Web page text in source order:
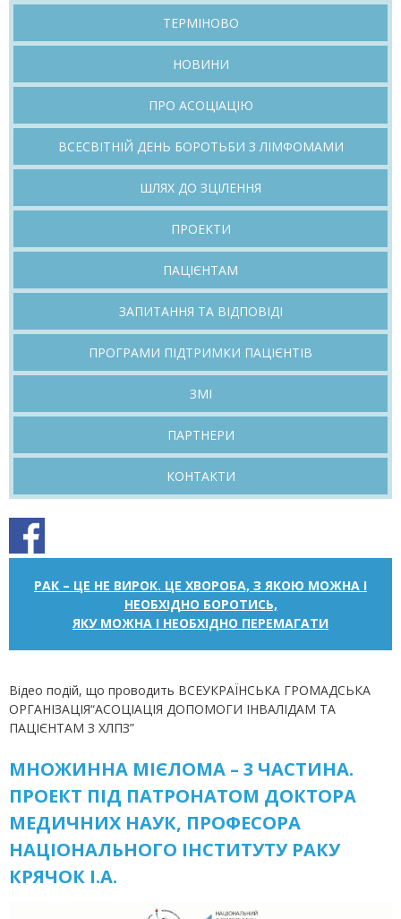
Перейти
вмісту
ТЕРМІНОВО
НОВИНИ
ПРО АСОЦІАЦІЮ
ВСЕСВІТНІЙ ДЕНЬ БОРОТЬБИ З ЛІМФОМАМИ
ШЛЯХ ДО ЗЦІЛЕННЯ
ПРОЕКТИ
ПАЦІЄНТАМ
ЗАПИТАННЯ ТА ВІДПОВІДІ
ПРОГРАМИ ПІДТРИМКИ ПАЦІЄНТІВ
ЗМІ
ПАРТНЕРИ
КОНТАКТИ
РАК – ЦЕ НЕ ВИРОК. ЦЕ ХВОРОБА, З ЯКОЮ МОЖНА І
НЕОБХІДНО БОРОТИСЬ,
ЯКУ МОЖНА І НЕОБХІДНО ПЕРЕМАГАТИ
Відео подій, що проводить ВСЕУКРАЇНСЬКА ГРОМАДСЬКА
ОРГАНІЗАЦІЯ“АСОЦІАЦІЯ ДОПОМОГИ ІНВАЛІДАМ ТА
ПАЦІЄНТАМ З ХЛПЗ”
МНОЖИННА МІЄЛОМА – 3 ЧАСТИНА.
ПРОЕКТ ПІД ПАТРОНАТОМ ДОКТОРА
МЕДИЧНИХ НАУК, ПРОФЕСОРА
НАЦІОНАЛЬНОГО ІНСТИТУТУ РАКУ
КРЯЧОК І.А.